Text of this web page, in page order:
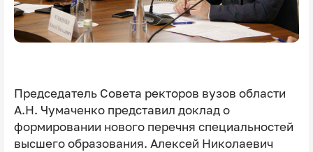
Председатель Совета ректоров вузов области
А.Н. Чумаченко представил доклад о
формировании нового перечня специальностей
высшего образования. Алексей Николаевич